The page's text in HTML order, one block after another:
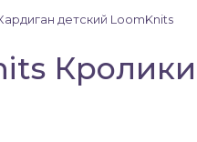
детский LoomKnits